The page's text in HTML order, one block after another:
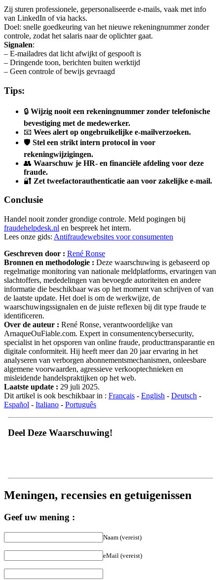
Zij sturen professionele, gepersonaliseerde e-mails, vaak met info
van LinkedIn of via hacks.
Doel: snelle goedkeuring van het nieuwe rekeningnummer zonder
controle, zodat het salaris naar de oplichter gaat.
Signalen:
– E-mailadres dat licht afwijkt of gespooft is
– Dringende toon, berichten buiten werktijd
– Geen controle of bewijs gevraagd
Tips:
🔒 Wijzig nooit een rekeningnummer zonder telefonische
bevestiging met de medewerker.
📧 Wees alert op ongebruikelijke e-mailverzoeken.
🛡️ Stel een strikt intern protocol in voor
rekeningwijzigingen.
👥 Waarschuw je HR- en financiële afdeling voor deze
fraude.
🔐 Zet tweefactorauthenticatie aan voor zakelijke e-mail.
Conclusie
Handel nooit zonder grondige controle. Meld pogingen bij
fraudehelpdesk.nl en bespreek het intern.
Lees onze gids: Antifraudewebsites voor consumenten
Geschreven door : René Ronse
Bronnen en methodologie : Deze waarschuwing is gebaseerd op
regelmatige monitoring van nationale meldplatforms, ervaringen van
slachtoffers, mededelingen van bevoegde autoriteiten en andere
informatie die beschikbaar was op het moment van schrijven of van
de laatste update. Het doel is om de werkwijze, de
waarschuwingssignalen en de juiste reflexen bij dit type fraude te
identificeren.
Over de auteur : René Ronse, verantwoordelijke van
ArnaqueOuFiable.com. Expert in consumentencybersecurity,
specialist in het opsporen van online fraude, producttransparantie en
digitale conformiteit. Hij heeft meer dan 20 jaar ervaring in het
analyseren van verborgen abonnementsmechanismen, onleesbare
algemene voorwaarden, agressieve verkooptechnieken en
misleidende handelspraktijken op het web.
Laatste update : 29 juli 2025.
Dit artikel is ook beschikbaar in : Français - English - Deutsch -
Español - Italiano - Português
Deel Deze Waarschuwing!
Meningen, recensies en getuigenissen
Geef uw mening :
Naam (vereist)
eMail (vereist)